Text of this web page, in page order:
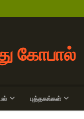
கோபால்
புத்தகங்கள்